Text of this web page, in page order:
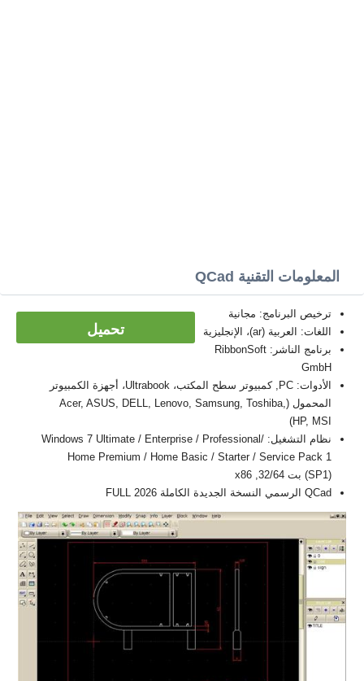
المعلومات التقنية QCad
تحميل
ترخيص البرنامج: مجانية
اللغات: العربية (ar)، الإنجليزية
برنامج الناشر: RibbonSoft
GmbH
الأدوات: PC, كمبيوتر سطح المكتب، Ultrabook، أجهزة الكمبيوتر
المحمول (Acer, ASUS, DELL, Lenovo, Samsung, Toshiba,
HP, MSI)
نظام التشغيل: Windows 7 Ultimate / Enterprise / Professional/
Home Premium / Home Basic / Starter / Service Pack 1
(SP1) بت 32/64, x86
QCad الرسمي النسخة الجديدة الكاملة FULL 2026